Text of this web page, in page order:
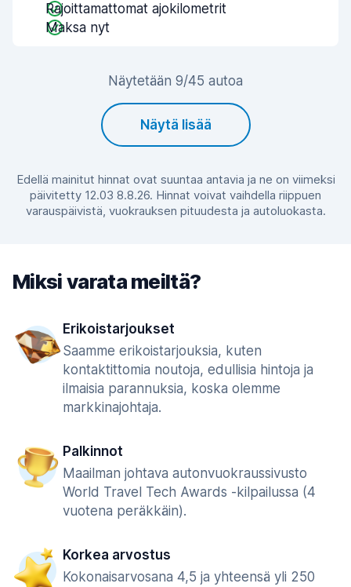
Rajoittamattomat ajokilometrit
Maksa nyt
Näytetään 9/45 autoa
Näytä lisää
Edellä mainitut hinnat ovat suuntaa antavia ja ne on viimeksi
päivitetty 12.03 8.8.26. Hinnat voivat vaihdella riippuen
varauspäivistä, vuokrauksen pituudesta ja autoluokasta.
Miksi varata meiltä?
Erikoistarjoukset
Saamme erikoistarjouksia, kuten
kontaktittomia noutoja, edullisia hintoja ja
ilmaisia parannuksia, koska olemme
markkinajohtaja.
Palkinnot
Maailman johtava autonvuokraussivusto
World Travel Tech Awards -kilpailussa (4
vuotena peräkkäin).
Korkea arvostus
Kokonaisarvosana 4,5 ja yhteensä yli 250